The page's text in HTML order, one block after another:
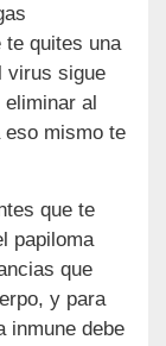
te quites una
virus sigue
al
mismo te
que te
papiloma
que
y para
inmune debe